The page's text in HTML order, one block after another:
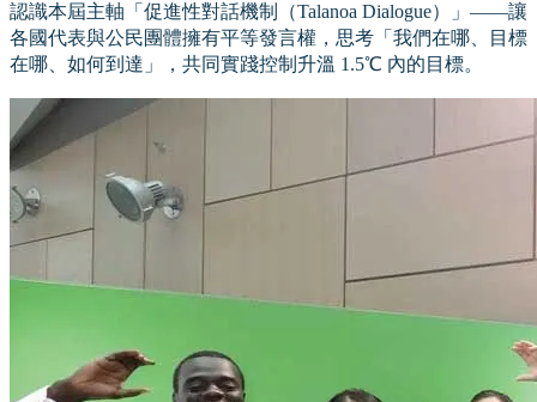
認識本屆主軸「促進性對話機制（Talanoa Dialogue）」——讓
各國代表與公民團體擁有平等發言權，思考「我們在哪、目標
在哪、如何到達」，共同實踐控制升溫 1.5℃ 內的目標。